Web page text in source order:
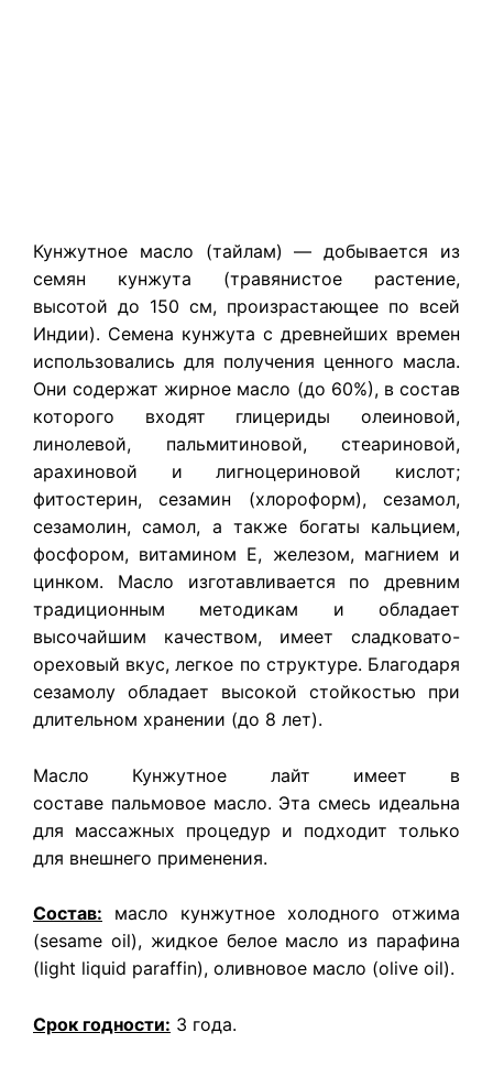
Кунжутное масло (тайлам) — добывается из
семян кунжута (травянистое растение,
высотой до 150 см, произрастающее по всей
Индии). Семена кунжута с древнейших времен
использовались для получения ценного масла.
Они содержат жирное масло (до 60%), в состав
которого входят глицериды олеиновой,
линолевой, пальмитиновой, стеариновой,
арахиновой и лигноцериновой кислот;
фитостерин, сезамин (хлороформ), сезамол,
сезамолин, самол, а также богаты кальцием,
фосфором, витамином Е, железом, магнием и
цинком. Масло изготавливается по древним
традиционным методикам и обладает
высочайшим качеством, имеет сладковато-
ореховый вкус, легкое по структуре. Благодаря
сезамолу обладает высокой стойкостью при
длительном хранении (до 8 лет).
Масло Кунжутное лайт имеет в
составе пальмовое масло. Эта смесь идеальна
для массажных процедур и подходит только
для внешнего применения.
Состав: масло кунжутное холодного отжима
(sesame oil), жидкое белое масло из парафина
(light liquid paraffin), оливновое масло (olive oil).
Срок годности: 3 года.